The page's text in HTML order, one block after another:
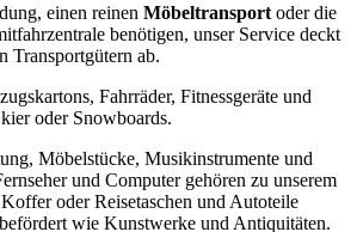
einen reinen Möbeltransport oder die
benötigen, unser Service deckt
Transportgütern ab.
Fahrräder, Fitnessgeräte und
oder Snowboards.
Möbelstücke, Musikinstrumente und
und Computer gehören zu unserem
oder Reisetaschen und Autoteile
wie Kunstwerke und Antiquitäten.